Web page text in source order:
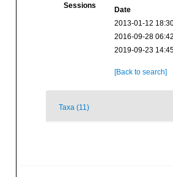
Sessions Date
2013-01-12
2016-09-28
2019-09-23
[Back to search]
Taxa (11)